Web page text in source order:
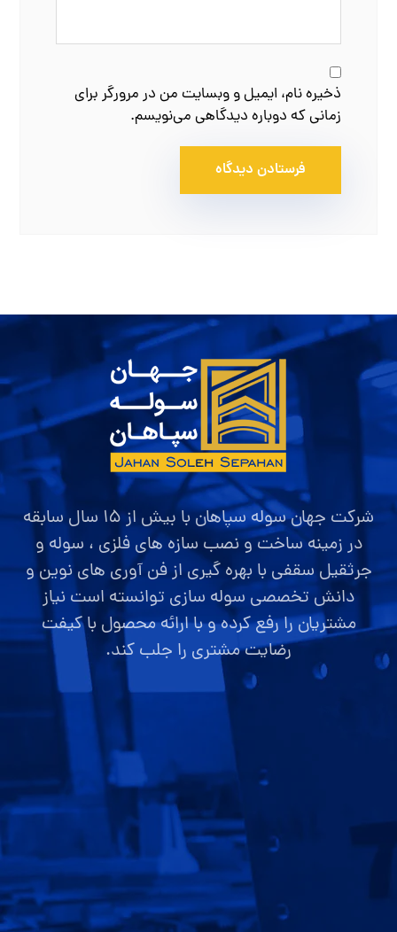
ذخیره نام، ایمیل و وبسایت من در مرورگر برای
زمانی که دوباره دیدگاهی می‌نویسم.
شرکت جهان سوله سپاهان با بیش از ۱۵ سال سابقه
در زمینه ساخت و نصب سازه های فلزی ، سوله و
جرثقیل سقفی با بهره گیری از فن آوری های نوین و
دانش تخصصی سوله سازی توانسته است نیاز
مشتریان را رفع کرده و با ارائه محصول با کیفت
رضایت مشتری را جلب کند.
صفحه اصلی
قیمت سوله
ارتباط با ما